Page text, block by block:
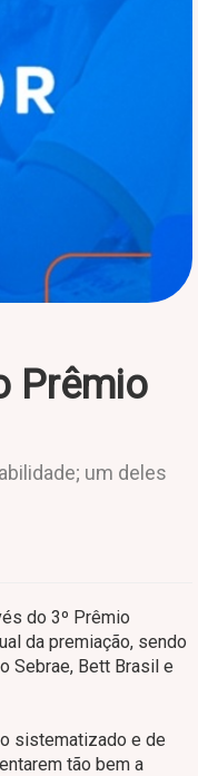
Prêmio
um deles
do 3º Prêmio
da premiação, sendo
Sebrae, Bett Brasil e
sistematizado e de
tão bem a